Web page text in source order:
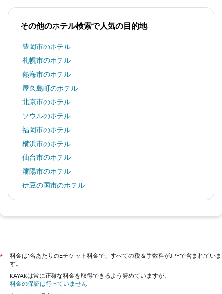
その他のホテル検索で人気の目的地
豊岡市のホテル
札幌市のホテル
熱海市のホテル
屋久島町のホテル
北京市のホテル
ソウルのホテル
福岡市のホテル
横浜市のホテル
仙台市のホテル
瀋陽市のホテル
伊豆の国市のホテル
上海市のホテル
大阪市のホテル
神戸市のホテル
*
料金は1名あたりのEチケット料金で、すべての税＆手数料がJPYで含まれていま
す。
KAYAKは常に正確な料金を取得できるよう努めていますが、
料金の保証は行っていません